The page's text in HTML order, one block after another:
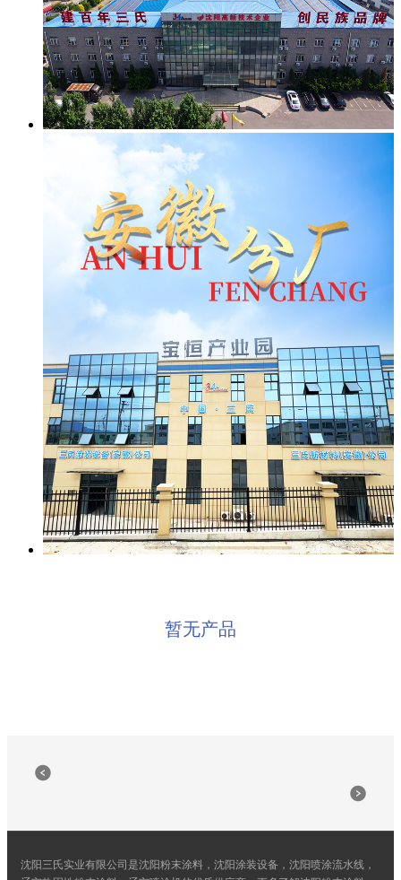
暂无产品
沈阳三氏实业有限公司是沈阳粉末涂料，沈阳涂装设备，沈阳喷涂流水线，